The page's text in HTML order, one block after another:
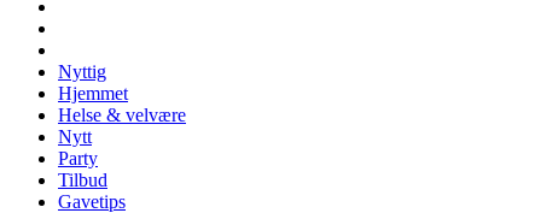
Nyttig
Hjemmet
Helse & velvære
Nytt
Party
Tilbud
Gavetips